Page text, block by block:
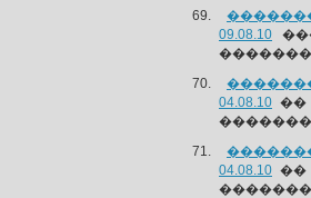
09.08.10
�������
04.08.10 ��
04.08.10 ��